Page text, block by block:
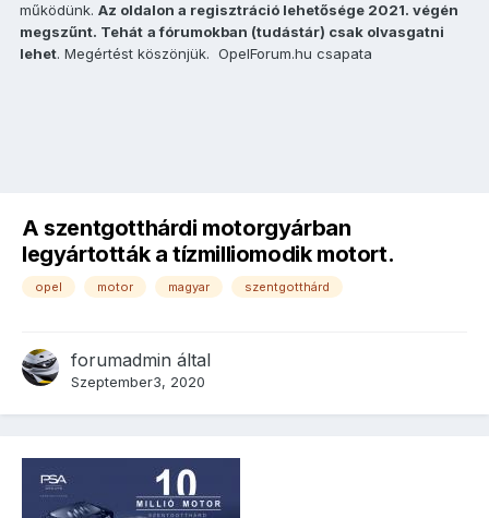
működünk. Az oldalon a regisztráció lehetősége 2021. végén
megszűnt. Tehát a fórumokban (tudástár) csak olvasgatni
lehet. Megértést köszönjük. OpelForum.hu csapata
A szentgotthárdi motorgyárban
legyártották a tízmilliomodik motort.
opel motor magyar szentgotthárd
forumadmin által
Szeptember3, 2020